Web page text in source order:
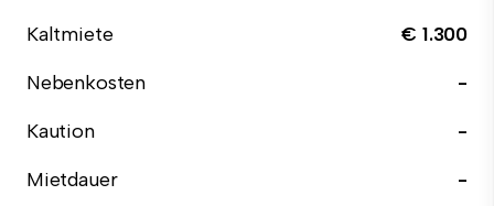
Kaltmiete
€ 1.300
Nebenkosten
-
Kaution
-
Mietdauer
-